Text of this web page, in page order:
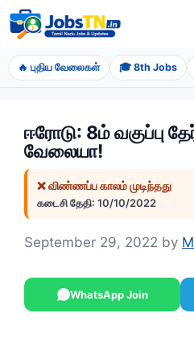
Skip
to
content
🔥 புதிய வேலைகள் 🎓 8th Jobs
ஈரோடு: 8ம் வகுப்பு
வேலையா!
❌ விண்ணப்ப காலம் முடிந்தது
கடைசி தேதி: 10/10/2022
September 29, 2022 by
WhatsApp Join